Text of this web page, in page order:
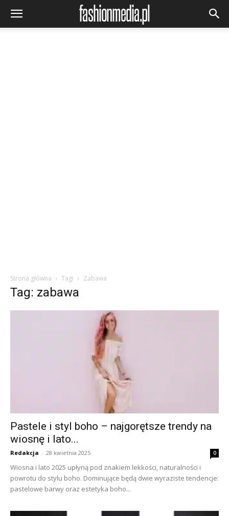
Strona główna Tagi Zabawa
Tag: zabawa
Pastele i styl boho – najgorętsze trendy na
wiosnę i lato...
Redakcja - 28 kwietnia 2025 0
Wiosna i lato 2025 upłyną pod znakiem lekkości, naturalności i
powrotu do stylu boho. Dominujące będą dwie wyraziste tendencje:
pastelowe barwy oraz estetyka boho...